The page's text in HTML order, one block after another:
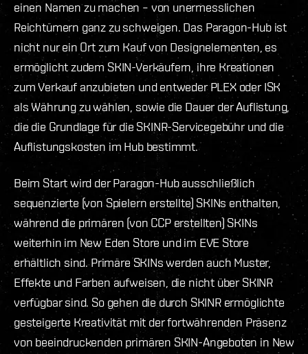
einen Namen zu machen – von unermesslichen
Reichtümern ganz zu schweigen. Das Paragon-Hub ist
nicht nur ein Ort zum Kauf von Designelementen, es
ermöglicht zudem SKIN-Verkäufern, ihre Kreationen
zum Verkauf anzubieten und entweder PLEX oder ISK
als Währung zu wählen, sowie die Dauer der Auflistung,
die die Grundlage für die SKINR-Servicegebühr und die
Auflistungskosten im Hub bestimmt.
Beim Start wird der Paragon-Hub ausschließlich
sequenzierte (von Spielern erstellte) SKINs enthalten,
während die primären (von CCP erstellten) SKINs
weiterhin im New Eden Store und im EVE Store
erhältlich sind. Primäre SKINs werden auch Muster,
Effekte und Farben aufweisen, die nicht über SKINR
verfügbar sind. So gehen die durch SKINR ermöglichte
gesteigerte Kreativität mit der fortwährenden Präsenz
von beeindruckenden primären SKIN-Angeboten in New